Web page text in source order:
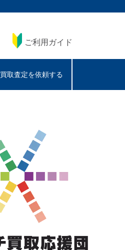
ご利用ガイド
買取査定を依頼する